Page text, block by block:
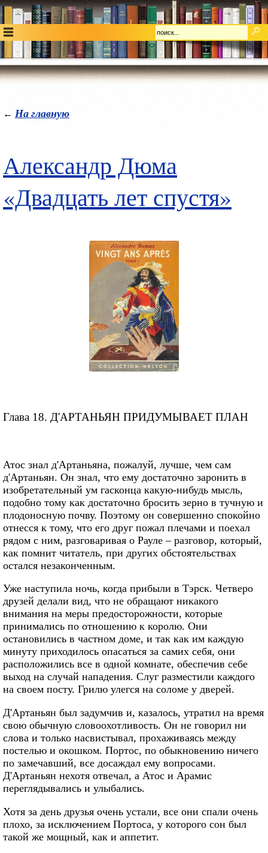
← На главную
Александр Дюма
«Двадцать лет спустя»
Глава 18. Д'АРТАНЬЯН ПРИДУМЫВАЕТ ПЛАН
Атос знал д'Артаньяна, пожалуй, лучше, чем сам
д'Артаньян. Он знал, что ему достаточно заронить в
изобретательный ум гасконца какую-нибудь мысль,
подобно тому как достаточно бросить зерно в тучную и
плодоносную почву. Поэтому он совершенно спокойно
отнесся к тому, что его друг пожал плечами и поехал
рядом с ним, разговаривая о Рауле – разговор, который,
как помнит читатель, при других обстоятельствах
остался незаконченным.
Уже наступила ночь, когда прибыли в Тэрск. Четверо
друзей делали вид, что не обращают никакого
внимания на меры предосторожности, которые
принимались по отношению к королю. Они
остановились в частном доме, и так как им каждую
минуту приходилось опасаться за самих себя, они
расположились все в одной комнате, обеспечив себе
выход на случай нападения. Слуг разместили каждого
на своем посту. Грилю улегся на соломе у дверей.
Д'Артаньян был задумчив и, казалось, утратил на время
свою обычную словоохотливость. Он не говорил ни
слова и только насвистывал, прохаживаясь между
постелью и окошком. Портос, по обыкновению ничего
по замечавший, все досаждал ему вопросами.
Д'Артаньян нехотя отвечал, а Атос и Арамис
переглядывались и улыбались.
Хотя за день друзья очень устали, все они спали очень
плохо, за исключением Портоса, у которого сон был
такой же мощный, как и аппетит.